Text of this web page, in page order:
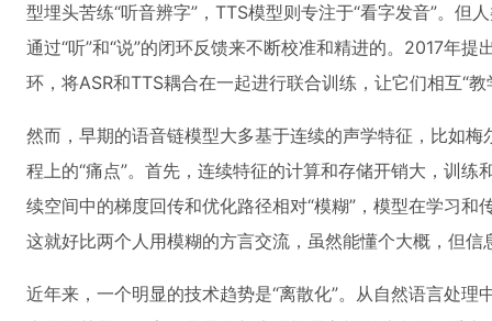
型埋头苦练“听音辨字”，TTS模型则专注于“看字发音”。
通过“听”和“说”的闭环反馈来不断校准和精进的。2017年提
环，将ASR和TTS耦合在一起进行联合训练，让它们相互“教
然而，早期的语音链模型大多基于连续的声学特征，比如
程上的“痛点”。首先，连续特征的计算和存储开销大，训
续空间中的梯度回传和优化路径相对“模糊”，模型在学习和
这就好比两个人用模糊的方言交流，虽然能懂个大概，但信
近年来，一个明显的技术趋势是“离散化”。从自然语言处